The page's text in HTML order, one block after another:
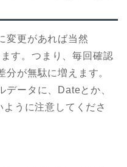
変更があれば当然
す。つまり、毎回確認
が無駄に増えます。
データに、Dateとか、
うに注意してくださ